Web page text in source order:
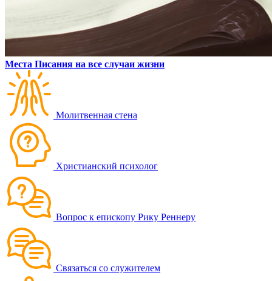
Места Писания на все случаи жизни
Молитвенная стена
Христианский психолог
Вопрос к епископу Рику Реннеру
Связаться со служителем